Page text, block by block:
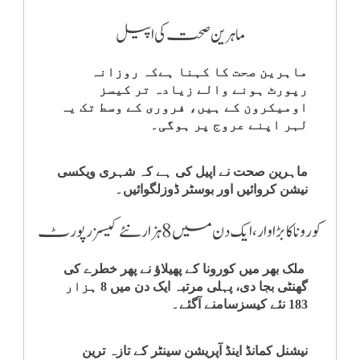
ماہرین صحت کی اپیل
ماہرین صحت کا کہنا ہےکہ روزانہ
رپورٹ ہونے والے زیادہ تر کیسز
اومیکرون کے ہیں، فروری کے وسط تک یہ
لہر اپنے عروج پر ہوگی۔
ماہرین صحت نے اپیل کی ہے کہ شہری ویکسی
نیشن کروائیں اور بوسٹر ڈوزلگوائیں۔
کورونا کا بڑا وار، ایک دن میں 8 ہزار نئے کیسز رپورٹ
ملک بھر میں کورونا کے پھیلاؤ نے پھر خطرے کی
گھنٹی بجا دی، پہلی مرتبہ ایک دن میں 8 ہزار
183 نئے کیسزسامنے آگئے۔
نیشنل کمانڈ اینڈ آپریشن سینٹر کے تازہ ترین